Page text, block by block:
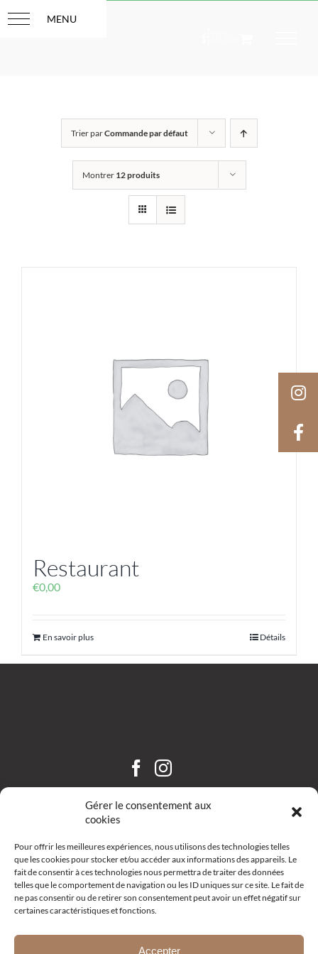
Gérer le consentement aux
cookies
Pour offrir les meilleures expériences, nous utilisons des technologies telles
que les cookies pour stocker et/ou accéder aux informations des appareils. Le
fait de consentir à ces technologies nous permettra de traiter des données
telles que le comportement de navigation ou les ID uniques sur ce site. Le fait de
ne pas consentir ou de retirer son consentement peut avoir un effet négatif sur
certaines caractéristiques et fonctions.
Accepter
au
Trier parCommande par défaut
Montrer 12 produits
Restaurant
€0,00
En savoir plus Détails
13111 Coudoux
+33 (0)4 42 52 10 68